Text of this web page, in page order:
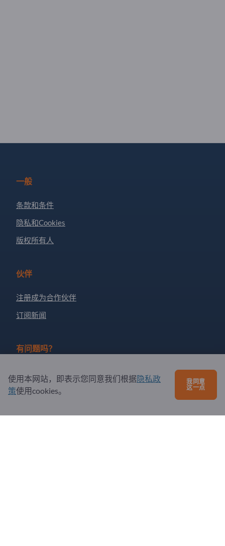
一般
条款和条件
隐私和Cookies
版权所有人
伙伴
注册成为合作伙伴
订阅新闻
有问题吗？
我们提供的服务
使用本网站，即表示您同意我们根据隐私政
策使用cookies。
我同意
这一点